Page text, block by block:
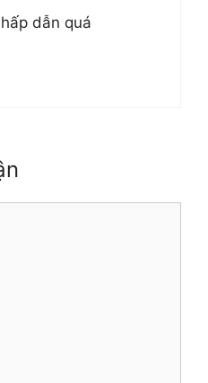
dẫn quá